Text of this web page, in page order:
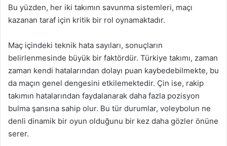
Bu yüzden, her iki takımın savunma sistemleri, maçı
kazanan taraf için kritik bir rol oynamaktadır.
Maç içindeki teknik hata sayıları, sonuçların
belirlenmesinde büyük bir faktördür. Türkiye takımı, zaman
zaman kendi hatalarından dolayı puan kaybedebilmekte, bu
da maçın genel dengesini etkilemektedir. Çin ise, rakip
takımın hatalarından faydalanarak daha fazla pozisyon
bulma şansına sahip olur. Bu tür durumlar, voleybolun ne
denli dinamik bir oyun olduğunu bir kez daha gözler önüne
serer.